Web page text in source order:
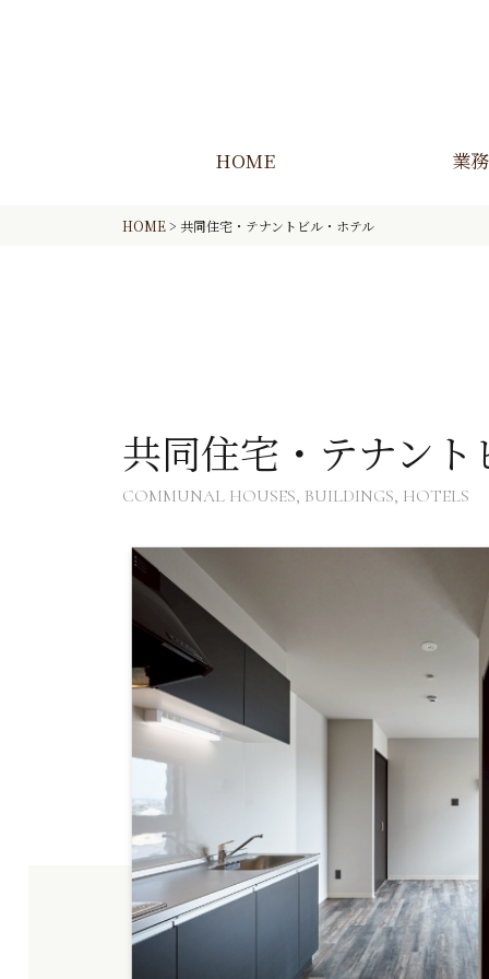
HOME 業
HOME> 共同住宅・テナントビル・ホテル
共同住宅・テナン
COMMUNAL HOUSES, BUILDINGS, HOTELS